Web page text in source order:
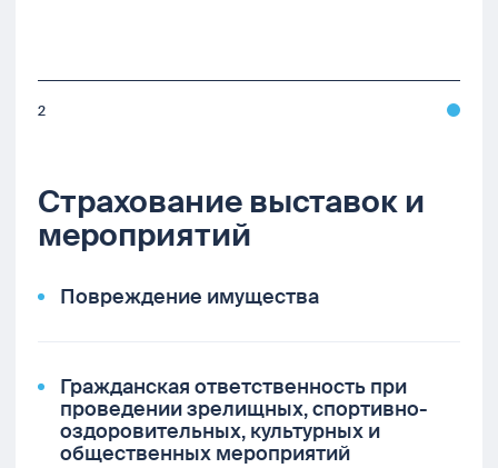
2
Страхование выставок и
мероприятий
Повреждение имущества
Гражданская ответственность при
проведении зрелищных, спортивно-
оздоровительных, культурных и
общественных мероприятий